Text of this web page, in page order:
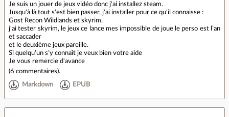
Je suis un jouer de jeux vidéo donc j'ai installez steam.
Jusqu'à là tout s'est bien passer, j'ai installer pour ce qu'il connaisse :
Gost Recon Wildlands et skyrim.
j'ai tester skyrim, le jeux ce lance mes impossible de joue le perso est l’an
et saccader
et le deuxième jeux pareille.
Si quelqu’un s’y connaît je veux bien votre aide
Je vous remercie d'avance
(6 commentaires).
Markdown EPUB